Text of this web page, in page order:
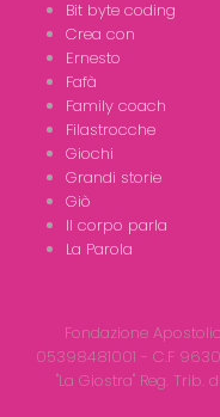
Bit byte coding
Crea con
Ernesto
Fafà
Family coach
Filastrocche
Giochi
Grandi storie
Giò
Il corpo parla
La Parola
Fondazione
05398481001 - C.F
"La Giostra" Reg. Trib.